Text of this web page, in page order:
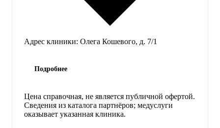
Адрес клиники: Олега Кошевого, д. 7/1
Подробнее
Цена справочная, не является публичной офертой.
Сведения из каталога партнёров; медуслуги
оказывает указанная клиника.